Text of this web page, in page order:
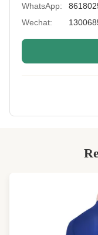
Process:
Color:
WhatsApp:
Wechat: